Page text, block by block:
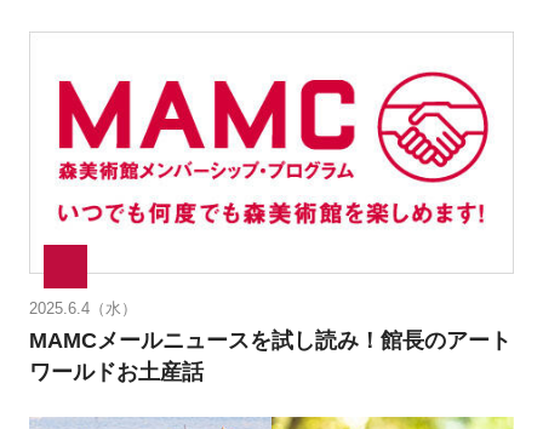
2025.6.4（水）
MAMCメールニュースを試し読み！館長のアート
ワールドお土産話